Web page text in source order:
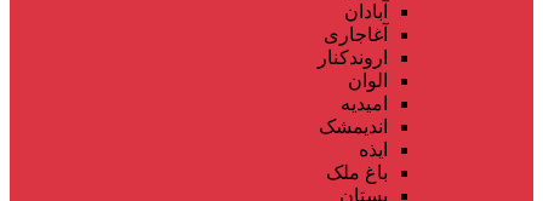
آبادان
آغاجاری
اروندکنار
الوان
امیدیه
اندیمشک
ایذه
باغ ملک
بستان